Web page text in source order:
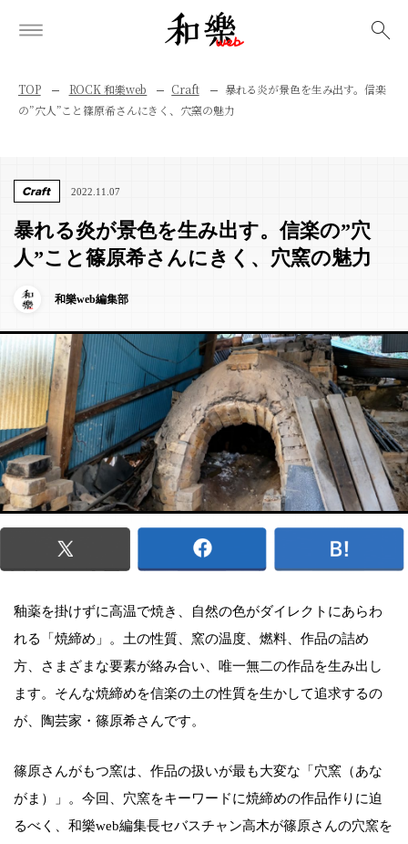
TOP ROCK 和樂web Craft
暴れる炎が景色を生み出す。信楽
の”穴人”こと篠原希さんにきく、穴窯の魅力
Craft 2022.11.07
暴れる炎が景色を生み出す。信楽の”穴
人”こと篠原希さんにきく、穴窯の魅力
和樂web編集部
釉薬を掛けずに高温で焼き、自然の色がダイレクトにあらわ
れる「焼締め」。土の性質、窯の温度、燃料、作品の詰め
方、さまざまな要素が絡み合い、唯一無二の作品を生み出し
ます。そんな焼締めを信楽の土の性質を生かして追求するの
が、陶芸家・篠原希さんです。
篠原さんがもつ窯は、作品の扱いが最も大変な「穴窯（あな
がま）」。今回、穴窯をキーワードに焼締めの作品作りに迫
るべく、和樂web編集長セバスチャン高木が篠原さんの穴窯を